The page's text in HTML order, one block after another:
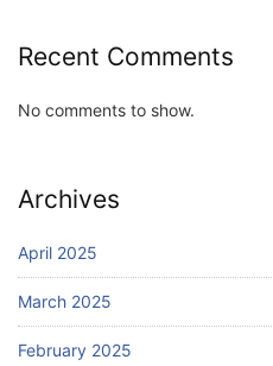
Recent Comments
No comments to show.
Archives
April 2025
March 2025
February 2025